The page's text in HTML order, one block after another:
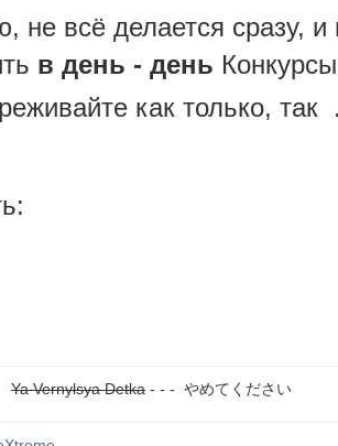
не всё делается сразу,
в день - день
как только, так
Ya Vernylsya Detka- - - やめてください